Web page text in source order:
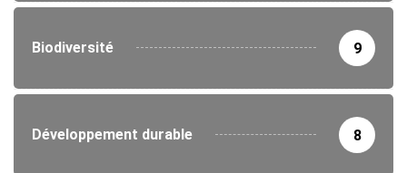
Biodiversité 9
Développement durable 8